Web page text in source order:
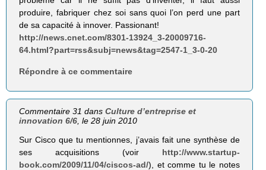
produire, fabriquer chez soi sans quoi l’on perd une part
de sa capacité à innover. Passionant!
http://news.cnet.com/8301-13924_3-20009716-
64.html?part=rss&subj=news&tag=2547-1_3-0-20
Répondre à ce commentaire
Commentaire 31 dansCulture d’entreprise et
innovation 6/6 , le 28 juin 2010
Sur Cisco que tu mentionnes, j’avais fait une synthèse de
ses acquisitions (voir http://www.startup-
book.com/2009/11/04/ciscos-ad/), et comme tu le notes